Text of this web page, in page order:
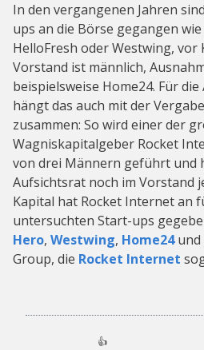
In den vergangenen Jahren
ups an die Börse gegangen
HelloFresh oder Westwing, vor
Vorstand ist männlich,
beispielsweise Home24. Für
hängt das auch mit der
zusammen: So wird einer der
Wagniskapitalgeber Rocket
von drei Männern geführt und
Aufsichtsrat noch im Vorstand
Kapital hat Rocket Internet an
untersuchten Start-ups
Hero, Westwing, Home24und
Group, die Rocket Internet
👍